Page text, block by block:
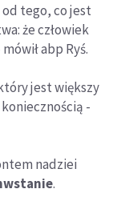
tego, co jest
że człowiek
abp Ryś.
jest większy
-
nadziei
.